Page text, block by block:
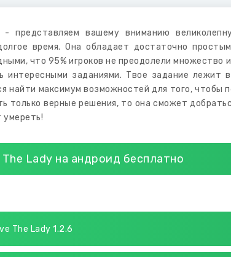
- представляем вашему вниманию
время. Она обладает достаточно
что 95% игроков не преодолели множество
интересными заданиями. Твое задание лежит
найти максимум возможностей для того, чтобы
только верные решения, то она сможет
The Lady на андроид бесплатно
The Lady 1.2.6